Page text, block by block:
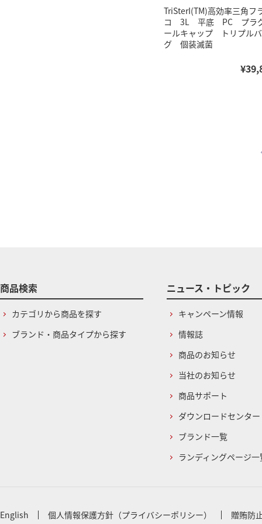
TriSterI(TM)高効率三角フ
コ 3L 平底 PC プラ
ールキャップ トリプル
グ 個装滅菌
商品検索
カテゴリから商品を探す
ブランド・商品タイプから探す
ニュース・トピック
キャンペーン情報
情報誌
商品のお知らせ
当社のお知らせ
商品サポート
ダウンロードセンター
ブランド一覧
ランディングページ一
English 個人情報保護方針（プライバシーポリシー） 贈賄防